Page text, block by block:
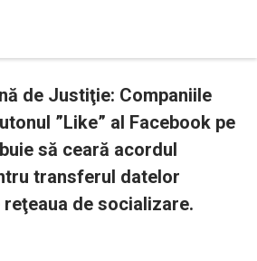
de Justiţie: Companiile
”Like” al Facebook pe
să ceară acordul
transferul datelor
de socializare.